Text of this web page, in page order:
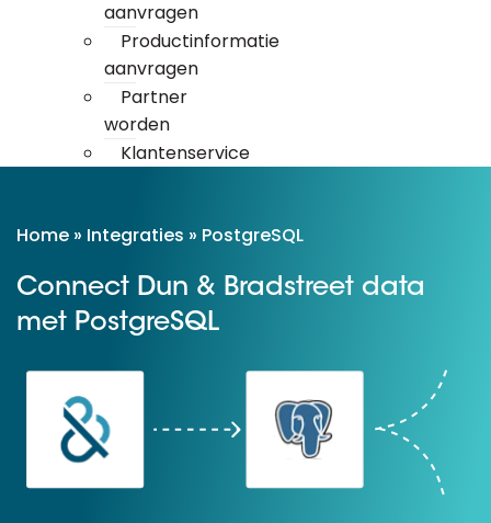
aanvragen
Productinformatie
aanvragen
Partner
worden
Klantenservice
Home » Integraties » PostgreSQL
Connect Dun & Bradstreet data
met PostgreSQL